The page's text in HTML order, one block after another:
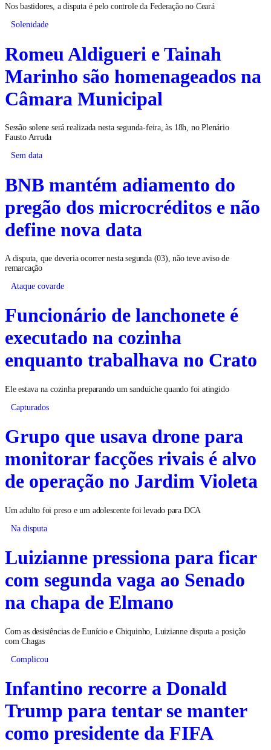
Nos bastidores, a disputa é pelo controle da Federação no Ceará
Solenidade
Romeu Aldigueri e Tainah
Marinho são homenageados na
Câmara Municipal
Sessão solene será realizada nesta segunda-feira, às 18h, no Plenário
Fausto Arruda
Sem data
BNB mantém adiamento do
pregão dos microcréditos e não
define nova data
A disputa, que deveria ocorrer nesta segunda (03), não teve aviso de
remarcação
Ataque covarde
Funcionário de lanchonete é
executado na cozinha
enquanto trabalhava no Crato
Ele estava na cozinha preparando um sanduíche quando foi atingido
Capturados
Grupo que usava drone para
monitorar facções rivais é alvo
de operação no Jardim Violeta
Um adulto foi preso e um adolescente foi levado para DCA
Na disputa
Luizianne pressiona para ficar
com segunda vaga ao Senado
na chapa de Elmano
Com as desistências de Eunício e Chiquinho, Luizianne disputa a posição
com Chagas
Complicou
Infantino recorre a Donald
Trump para tentar se manter
como presidente da FIFA